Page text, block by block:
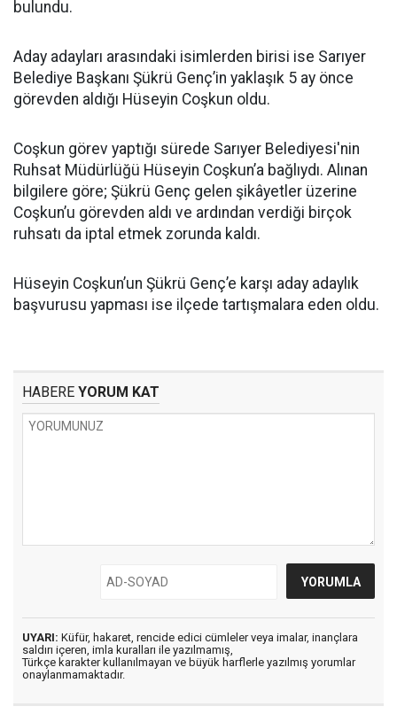
bulundu.
Aday adayları arasındaki isimlerden birisi ise Sarıyer
Belediye Başkanı Şükrü Genç’in yaklaşık 5 ay önce
görevden aldığı Hüseyin Coşkun oldu.
Coşkun görev yaptığı sürede Sarıyer Belediyesi'nin
Ruhsat Müdürlüğü Hüseyin Coşkun’a bağlıydı. Alınan
bilgilere göre; Şükrü Genç gelen şikâyetler üzerine
Coşkun’u görevden aldı ve ardından verdiği birçok
ruhsatı da iptal etmek zorunda kaldı.
Hüseyin Coşkun’un Şükrü Genç’e karşı aday adaylık
başvurusu yapması ise ilçede tartışmalara eden oldu.
HABERE YORUM KAT
UYARI: Küfür, hakaret, rencide edici cümleler veya imalar, inançlara
saldırı içeren, imla kuralları ile yazılmamış,
Türkçe karakter kullanılmayan ve büyük harflerle yazılmış yorumlar
onaylanmamaktadır.